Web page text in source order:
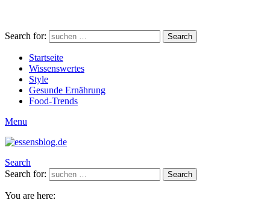
Search for: Search
Startseite
Wissenswertes
Style
Gesunde Ernährung
Food-Trends
Menu
Search
Search for:
Search
You are here: